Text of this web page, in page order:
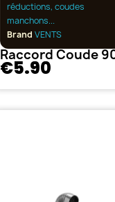
réductions, coudes
manchons...
Brand VENTS
€5.90